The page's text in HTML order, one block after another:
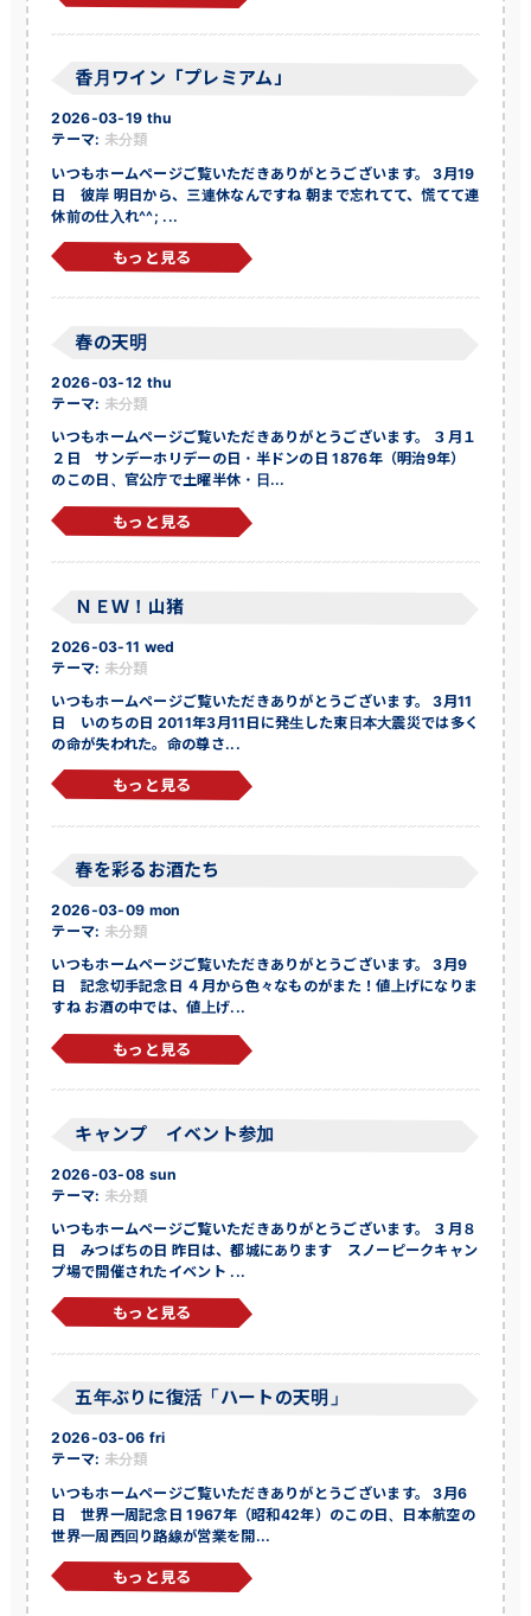
香月ワイン「プレミアム」
2026-03-19 thu
テーマ: 未分類
いつもホームページご覧いただきありがとうございます。 3月19
日 彼岸 明日から、三連休なんですね 朝まで忘れてて、慌てて連
休前の仕入れ^^; ...
もっと見る
春の天明
2026-03-12 thu
テーマ: 未分類
いつもホームページご覧いただきありがとうございます。 ３月１
２日 サンデーホリデーの日・半ドンの日 1876年（明治9年）
のこの日、官公庁で土曜半休・日...
もっと見る
ＮＥＷ！山猪
2026-03-11 wed
テーマ: 未分類
いつもホームページご覧いただきありがとうございます。 3月11
日 いのちの日 2011年3月11日に発生した東日本大震災では多く
の命が失われた。命の尊さ...
もっと見る
春を彩るお酒たち
2026-03-09 mon
テーマ: 未分類
いつもホームページご覧いただきありがとうございます。 3月9
日 記念切手記念日 ４月から色々なものがまた！値上げになりま
すね お酒の中では、値上げ...
もっと見る
キャンプ イベント参加
2026-03-08 sun
テーマ: 未分類
いつもホームページご覧いただきありがとうございます。 ３月８
日 みつばちの日 昨日は、都城にあります スノーピークキャン
プ場で開催されたイベント ...
もっと見る
五年ぶりに復活「ハートの天明」
2026-03-06 fri
テーマ: 未分類
いつもホームページご覧いただきありがとうございます。 3月6
日 世界一周記念日 1967年（昭和42年）のこの日、日本航空の
世界一周西回り路線が営業を開...
もっと見る